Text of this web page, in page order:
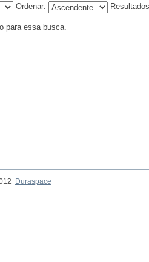
Ordenar:
para essa busca.
Duraspace